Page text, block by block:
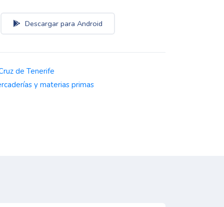
Descargar para Android
de Tenerife
y materias primas